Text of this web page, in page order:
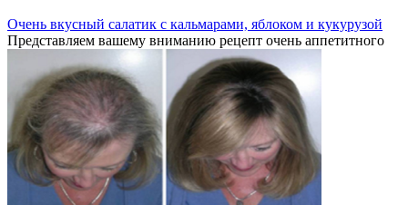
Очень вкусный салатик с кальмарами, яблоком и кукурузой
Представляем вашему вниманию рецепт очень аппетитного